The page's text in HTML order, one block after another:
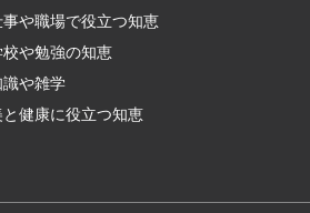
事や職場で役立つ知恵
校や勉強の知恵
識や雑学
と健康に役立つ知恵